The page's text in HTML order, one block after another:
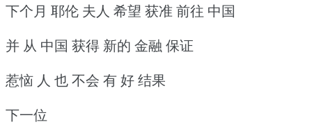
下个月 耶伦 夫人 希望 获准 前往 中国
并 从 中国 获得 新的 金融 保证
惹恼 人 也 不会 有 好 结果
下一位